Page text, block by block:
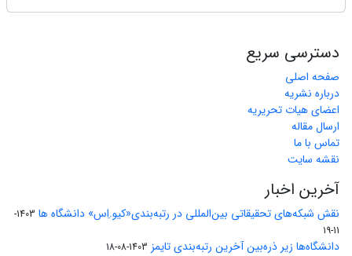
دسترسی سریع
صفحه اصلی
درباره نشریه
اعضای هیات تحریریه
ارسال مقاله
تماس با ما
نقشه سایت
آخرین اخبار
نقش شبکه‌های تحقیقاتی بین‌المللی در رتبه‌بندی«کیو.اِس» دانشگاه ها
1403-
11-19
دانشگاه‌ها زیر ذره‌بین آخرین رتبه‌بندی تایمز 1403-08-18